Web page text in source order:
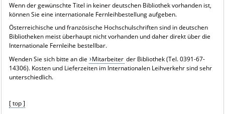
Wenn der gewünschte Titel in keiner deutschen Bibliothek vorhanden ist,
können Sie eine internationale Fernleihbestellung aufgeben.
Österreichische und französische Hochschulschriften sind in deutschen
Bibliotheken meist überhaupt nicht vorhanden und daher direkt über die
Internationale Fernleihe bestellbar.
Wenden Sie sich bitte an die
Mitarbeiter der Bibliothek (Tel. 0391-67-
14306). Kosten und Lieferzeiten im Internationalen Leihverkehr sind sehr
unterschiedlich.
[ top ]